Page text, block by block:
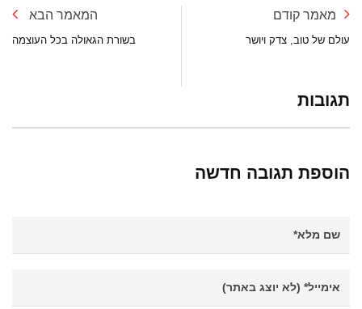
מאמר קודם
עולם של טוב, צדק ויושר
המאמר הבא
בשורת הגאולה בכל העוצמה
תגובות
הוספת תגובה חדשה